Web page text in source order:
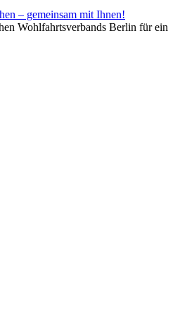
– gemeinsam mit Ihnen!
Wohlfahrtsverbands Berlin für ein